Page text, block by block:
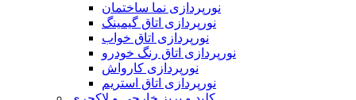
نورپردازی نما ساختمان
نورپردازی اتاق گیمینگ
نورپردازی اتاق خواب
نورپردازی اتاق رنگ خودرو
نورپردازی کارواش
نورپردازی اتاق استریم